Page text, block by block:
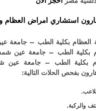
استشاري امراض العظام
بكلية الطب – جامعة
بكلية الطب – جامعة عين شمس
بكلية الطب – جامعة عين شمس
بفحص الحلات التالية:
والركبة.